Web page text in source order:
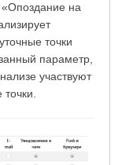
на
точки
параметр,
участвуют